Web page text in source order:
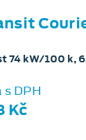
74 kW/100 k,
DPH
Kč